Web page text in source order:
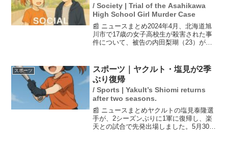
/ Society | Trial of the Asahikawa
High School Girl Murder Case
📰 ニュースまとめ2024年4月、北海道旭
川市で17歳の女子高校生が殺害された事
件について、被告の内田梨瑚（23）が初
述べ、2人の証言が食い違っていることが
明らかになっ...
スポーツ
スポーツ｜ヤクルト・塩見が2季
ぶり復帰
/ Sports | Yakult’s Shiomi returns
after two seasons.
📰 ニュースまとめヤクルトの塩見泰隆選
手が、2シーズンぶりに1軍に復帰し、楽
天との試合で先発出場しました。5月30日